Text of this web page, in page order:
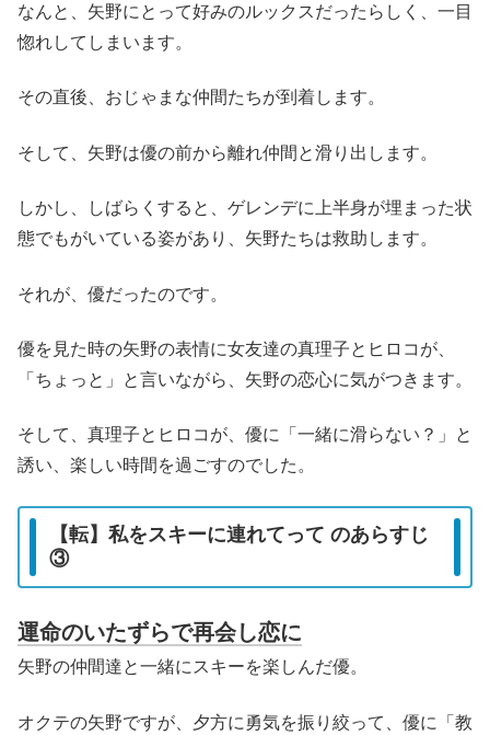
なんと、矢野にとって好みのルックスだったらしく、一目
惚れしてしまいます。
その直後、おじゃまな仲間たちが到着します。
そして、矢野は優の前から離れ仲間と滑り出します。
しかし、しばらくすると、ゲレンデに上半身が埋まった状
態でもがいている姿があり、矢野たちは救助します。
それが、優だったのです。
優を見た時の矢野の表情に女友達の真理子とヒロコが、
「ちょっと」と言いながら、矢野の恋心に気がつきます。
そして、真理子とヒロコが、優に「一緒に滑らない？」と
誘い、楽しい時間を過ごすのでした。
【転】私をスキーに連れてって のあらすじ
③
運命のいたずらで再会し恋に
矢野の仲間達と一緒にスキーを楽しんだ優。
オクテの矢野ですが、夕方に勇気を振り絞って、優に「教